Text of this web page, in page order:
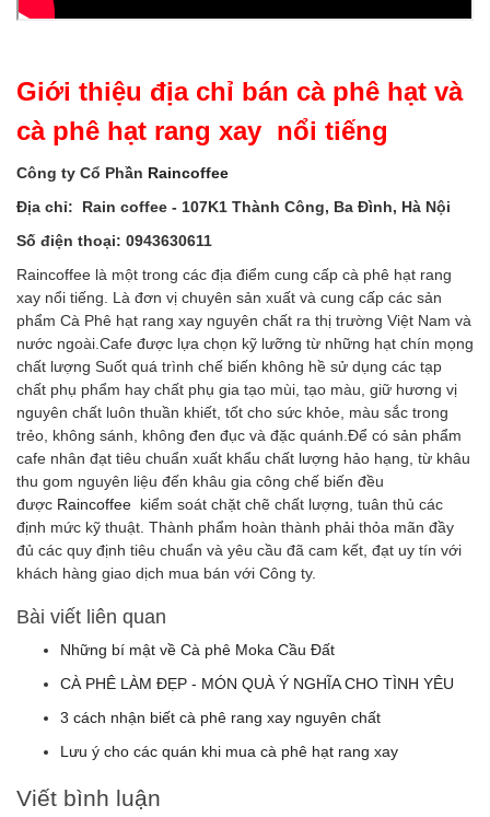
Giới thiệu địa chỉ bán cà phê hạt và
cà phê hạt rang xay nổi tiếng
Công ty Cổ Phần Raincoffee
Địa chỉ: Rain coffee - 107K1 Thành Công, Ba Đình, Hà Nội
Số điện thoại: 0943630611
Raincoffee là một trong các địa điểm cung cấp cà phê hạt rang
xay nổi tiếng. Là đơn vị chuyên sản xuất và cung cấp các sản
phẩm Cà Phê hạt rang xay nguyên chất ra thị trường Việt Nam và
nước ngoài.Cafe được lựa chọn kỹ lưỡng từ những hạt chín mọng
chất lượng Suốt quá trình chế biến không hề sử dụng các tạp
chất phụ phẩm hay chất phụ gia tạo mùi, tạo màu, giữ hương vị
nguyên chất luôn thuần khiết, tốt cho sức khỏe, màu sắc trong
trẻo, không sánh, không đen đục và đặc quánh.Để có sản phẩm
cafe nhân đạt tiêu chuẩn xuất khẩu chất lượng hảo hạng, từ khâu
thu gom nguyên liệu đến khâu gia công chế biến đều
được Raincoffee kiểm soát chặt chẽ chất lượng, tuân thủ các
định mức kỹ thuật. Thành phẩm hoàn thành phải thỏa mãn đầy
đủ các quy định tiêu chuẩn và yêu cầu đã cam kết, đạt uy tín với
khách hàng giao dịch mua bán với Công ty.
Bài viết liên quan
Những bí mật về Cà phê Moka Cầu Đất
CÀ PHÊ LÀM ĐẸP - MÓN QUÀ Ý NGHĨA CHO TÌNH YÊU
3 cách nhận biết cà phê rang xay nguyên chất
Lưu ý cho các quán khi mua cà phê hạt rang xay
Viết bình luận